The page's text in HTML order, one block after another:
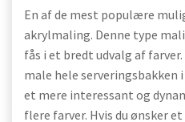
En af de mest populære
akrylmaling. Denne type
fås i et bredt udvalg af
male hele serveringsbakken
et mere interessant og
flere farver. Hvis du ønsker